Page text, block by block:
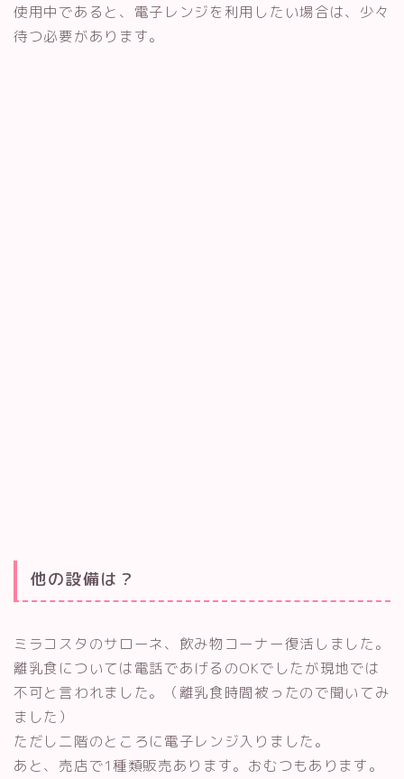
使用中であると、電子レンジを利用したい場合は、少々
待つ必要があります。
他の設備は？
ミラコスタのサローネ、飲み物コーナー復活しました。
離乳食については電話であげるのOKでしたが現地では
不可と言われました。（離乳食時間被ったので聞いてみ
ました）
ただし二階のところに電子レンジ入りました。
あと、売店で1種類販売あります。おむつもあります。